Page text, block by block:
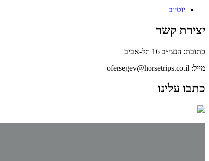
יוטיוב
יצירת קשר
כתובת: הנצי״ב 16 תל-אביב
מייל: ofersegev@horsetrips.co.il
כתבו עלינו